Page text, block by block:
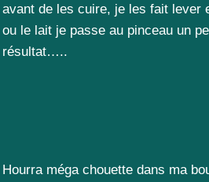
avant de les cuire, je les fait lever
ou le lait je passe au pinceau un
résultat…..
Hourra méga chouette dans ma